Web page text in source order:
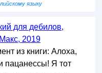
языку
для дебилов,
2019
из книги: Алоха,
пацанессы! Я тот